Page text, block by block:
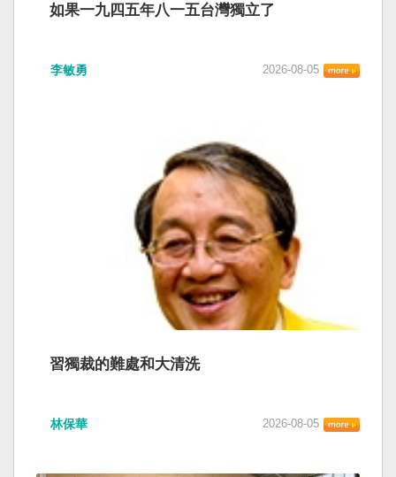
如果一九四五年八一五台灣獨立了
李敏勇 2026-08-05
習獨裁的難處和大清洗
林保華 2026-08-05